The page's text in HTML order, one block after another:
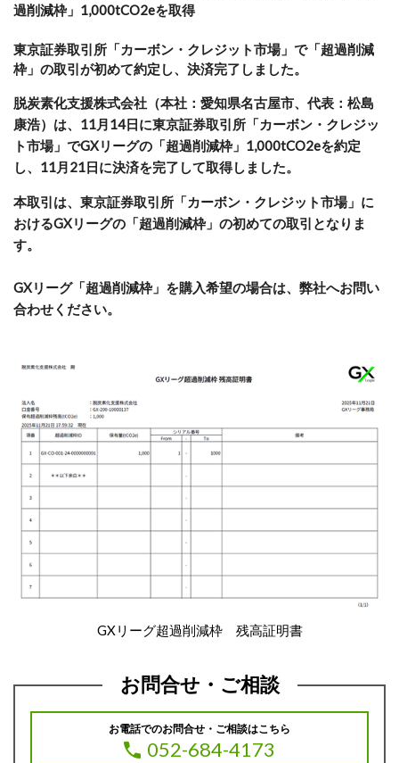
過削減枠」1,000tCO2eを取得
東京証券取引所「カーボン・クレジット市場」で「超過削減
枠」の取引が初めて約定し、決済完了しました。
脱炭素化支援株式会社（本社：愛知県名古屋市、代表：松島
康浩）は、11月14日に東京証券取引所「カーボン・クレジッ
ト市場」でGXリーグの「超過削減枠」1,000tCO2eを約定
し、11月21日に決済を完了して取得しました。
本取引は、東京証券取引所「カーボン・クレジット市場」に
おけるGXリーグの「超過削減枠」の初めての取引となりま
す。
GXリーグ「超過削減枠」を購入希望の場合は、弊社へお問い
合わせください。
GXリーグ超過削減枠 残高証明書
お問合せ・ご相談
お電話でのお問合せ・ご相談はこちら
052-684-4173